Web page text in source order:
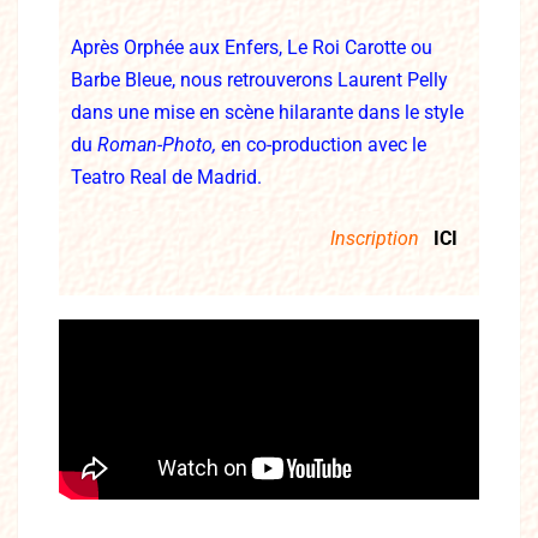
Après Orphée aux Enfers, Le Roi Carotte ou
Barbe Bleue, nous retrouverons Laurent Pelly
dans une mise en scène hilarante dans le style
du Roman-Photo, en co-production avec le
Teatro Real de Madrid.
Inscription ICI